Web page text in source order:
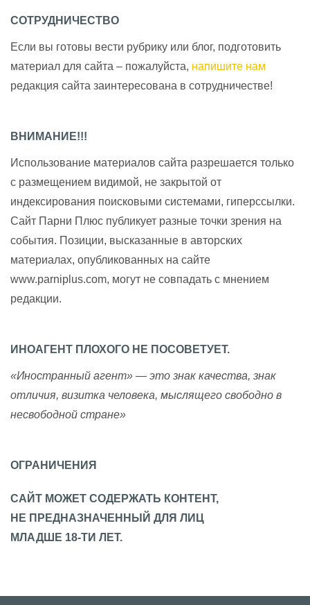
СОТРУДНИЧЕСТВО
Если вы готовы вести рубрику или блог, подготовить
материал для сайта – пожалуйста, напишите нам
редакция сайта заинтересована в сотрудничестве!
ВНИМАНИЕ!!!
Использование материалов сайта разрешается только
с размещением видимой, не закрытой от
индексирования поисковыми системами, гиперссылки.
Сайт Парни Плюс публикует разные точки зрения на
события. Позиции, высказанные в авторских
материалах, опубликованных на сайте
www.parniplus.com, могут не совпадать с мнением
редакции.
ИНОАГЕНТ ПЛОХОГО НЕ ПОСОВЕТУЕТ.
«Иностранный агент» — это знак качества, знак
отличия, визитка человека, мыслящего свободно в
несвободной стране»
ОГРАНИЧЕНИЯ
САЙТ МОЖЕТ СОДЕРЖАТЬ КОНТЕНТ,
НЕ ПРЕДНАЗНАЧЕННЫЙ ДЛЯ ЛИЦ
МЛАДШЕ 18-ТИ ЛЕТ.